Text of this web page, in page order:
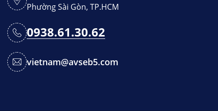
Phường Sài Gòn, TP.HCM
0938.61.30.62
vietnam@avseb5.com